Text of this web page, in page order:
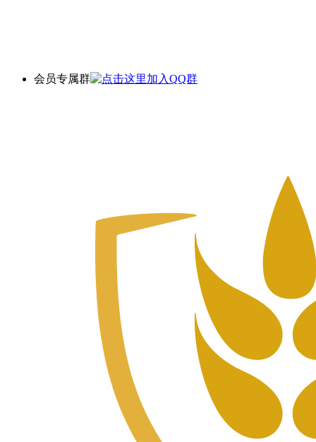
会员专属群